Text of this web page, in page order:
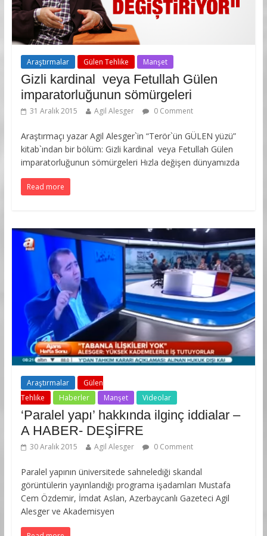
Araştırmalar Gülen Tehlike Manşet
Gizli kardinal veya Fetullah Gülen
imparatorluğunun sömürgeleri
31 Aralık 2015 Agil Alesger 0 Comment
Araştırmaçı yazar Agil Alesger`in “Terör`ün GÜLEN yüzü”
kitab`ından bir bölüm: Gizli kardinal veya Fetullah Gülen
imparatorluğunun sömürgeleri Hızla değişen dünyamızda
Read more
Araştırmalar
Gülen
Tehlike
Haberler Manşet Videolar
‘Paralel yapı’ hakkında ilginç iddialar –
A HABER- DEŞİFRE
30 Aralık 2015 Agil Alesger 0 Comment
Paralel yapının üniversitede sahnelediği skandal
görüntülerin yayınlandığı programa işadamları Mustafa
Cem Özdemir, İmdat Aslan, Azerbaycanlı Gazeteci Agil
Alesger ve Akademisyen